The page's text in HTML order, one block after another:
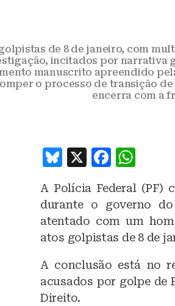
de 8 de janeiro, com
incitados por narrativa
manuscrito apreendido
o processo de transição
encerra com a
B
lu
e
s
k
X
F
c
e
b
o
k
at
s
A
p
p
A Polícia Federal (PF)
durante o governo
atentado com um
atos golpistas de 8 de
A conclusão está no
acusados por golpe de
Direito.